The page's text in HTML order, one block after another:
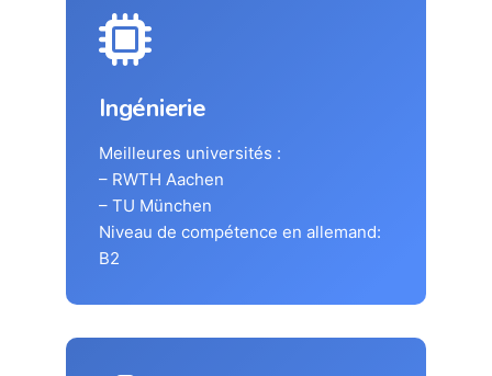
Ingénierie
Meilleures universités :
– RWTH Aachen
– TU München
Niveau de compétence en allemand:
B2